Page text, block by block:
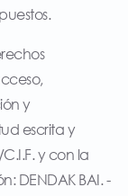
y
escrita y
y con la
DENDAK BAI. -